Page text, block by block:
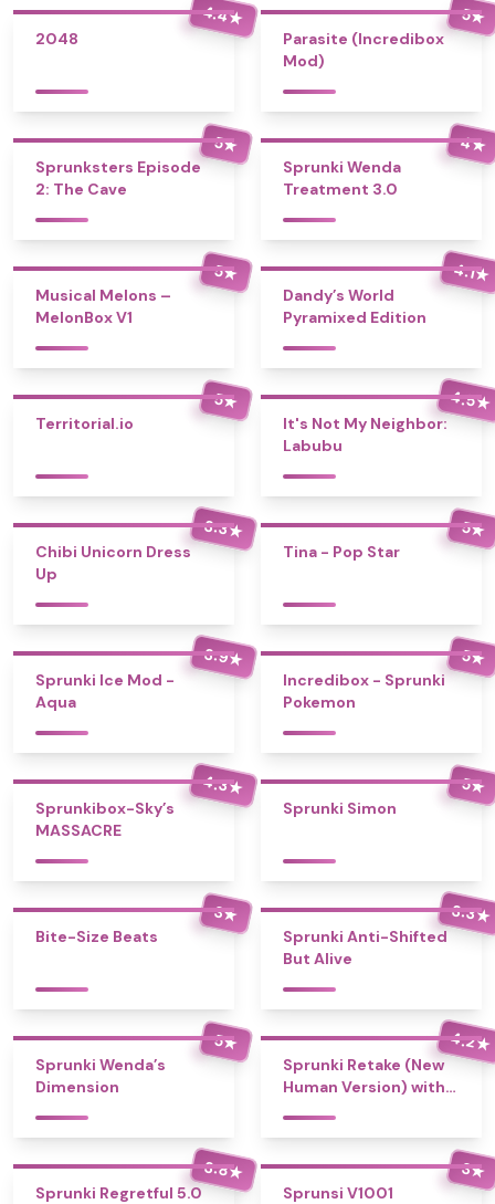
4.4★
2048
5★
Parasite (Incredibox
Mod)
5★
Sprunksters Episode
2: The Cave
4★
Sprunki Wenda
Treatment 3.0
5★
Musical Melons –
MelonBox V1
4.1★
Dandy’s World
Pyramixed Edition
5★
Territorial.io
4.5★
It's Not My Neighbor:
Labubu
3.3★
Chibi Unicorn Dress
Up
5★
Tina - Pop Star
3.9★
Sprunki Ice Mod -
Aqua
5★
Incredibox - Sprunki
Pokemon
4.3★
Sprunkibox-Sky’s
MASSACRE
5★
Sprunki Simon
3★
Bite-Size Beats
3.3★
Sprunki Anti-Shifted
But Alive
5★
Sprunki Wenda’s
Dimension
4.2★
Sprunki Retake (New
Human Version) with
3.8★
Sprunki Regretful 5.0
3★
Sprunsi V1001